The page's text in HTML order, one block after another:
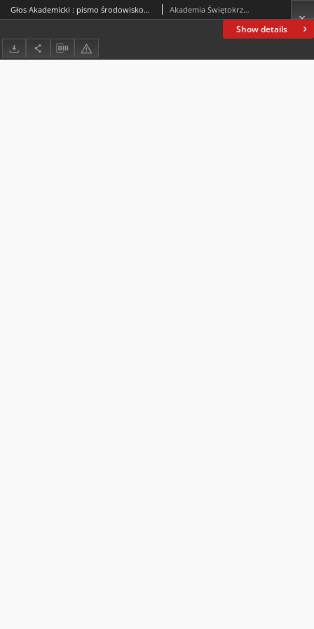
Show details
Głos Akademicki : pismo środowiskowe Akademii Świętokrzyskiej im. Jana Kochanowskiego w Kielcach. 2004, R. XI, nr 1 (40) : styczeń-marzec 2004 Akademia Świętokrzyska im. Jana Kochanowskiego (Kielce)